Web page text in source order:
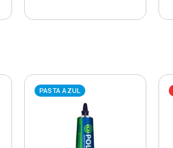
PASTA AZUL